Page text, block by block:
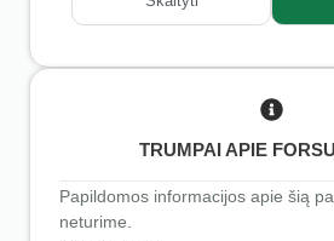
TRUMPAI APIE
Papildomos informacijos apie šią
neturime.